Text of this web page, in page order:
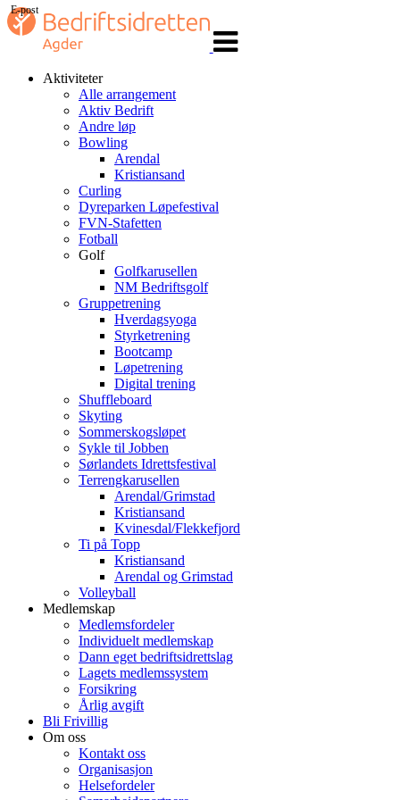
navigasjon
Aktiviteter
Alle arrangement
Aktiv Bedrift
Andre løp
Bowling
Arendal
Kristiansand
Curling
Dyreparken Løpefestival
FVN-Stafetten
Fotball
Golf
Golfkarusellen
NM Bedriftsgolf
Gruppetrening
Hverdagsyoga
Styrketrening
Bootcamp
Løpetrening
Digital trening
Shuffleboard
Skyting
Sommerskogsløpet
Sykle til Jobben
Sørlandets Idrettsfestival
Terrengkarusellen
Arendal/Grimstad
Kristiansand
Kvinesdal/Flekkefjord
Ti på Topp
Kristiansand
Arendal og Grimstad
Volleyball
Medlemskap
Medlemsfordeler
Individuelt medlemskap
Dann eget bedriftsidrettslag
Lagets medlemssystem
Forsikring
Årlig avgift
Bli Frivillig
Om oss
Kontakt oss
Organisasjon
Helsefordeler
E-post